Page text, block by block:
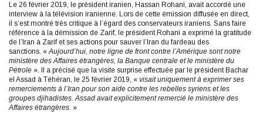
Le 26 février 2019, le président iranien, Hassan Rohani, avait accordé une
interview à la télévision iranienne. Lors de cette émission diffusée en direct,
il s’est montré très critique à l’égard des conservateurs iraniens. Sans faire
référence à la démission de Zarif, le président Rohani a exprimé la gratitude
de l’Iran à Zarif et ses actions pour sauver l’Iran du fardeau des
sanctions. «Aujourd’hui, notre ligne de front contre l’Amérique sont notre
ministère des Affaires étrangères, la Banque centrale et le ministère du
Pétrole ». Il a précisé que la visite surprise effectuée par le président Bachar
el Assad à Téhéran, le 25 février 2019, « visait uniquement à exprimer ses
remerciements à l’Iran pour son aide contre les rebelles syriens et les
groupes djihadistes. Assad avait explicitement remercié le ministère des
Affaires étrangères. »